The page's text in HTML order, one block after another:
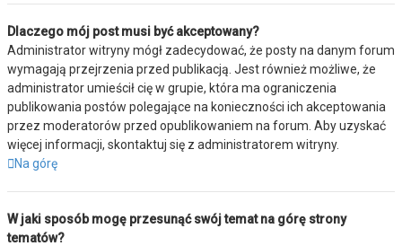
Dlaczego mój post musi być akceptowany?
Administrator witryny mógł zadecydować, że posty na danym forum
wymagają przejrzenia przed publikacją. Jest również możliwe, że
administrator umieścił cię w grupie, która ma ograniczenia
publikowania postów polegające na konieczności ich akceptowania
przez moderatorów przed opublikowaniem na forum. Aby uzyskać
więcej informacji, skontaktuj się z administratorem witryny.
Na górę
W jaki sposób mogę przesunąć swój temat na górę strony
tematów?